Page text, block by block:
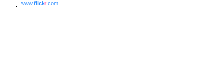
www.flickr.com